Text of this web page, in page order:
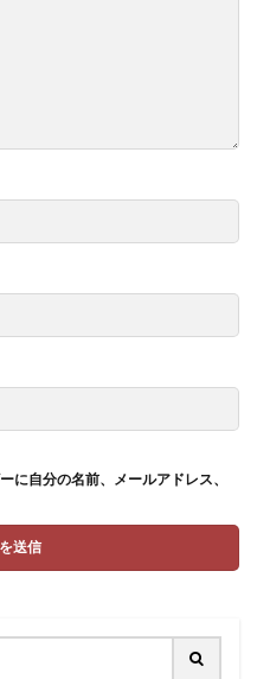
に自分の名前、メールアドレス、